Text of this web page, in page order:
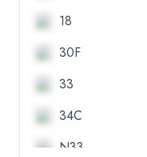
18
30F
33
34C
N33